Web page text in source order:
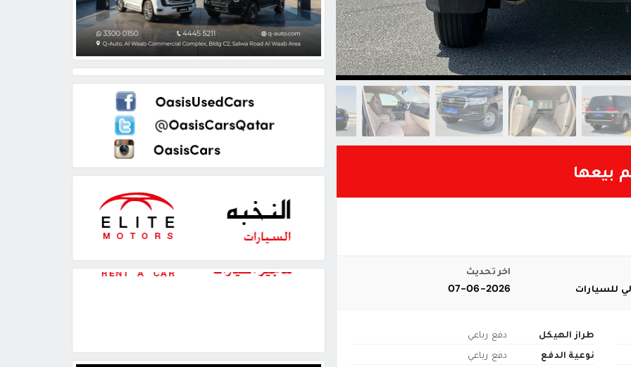
بيعها
للسيارات
اخر تحديث
07-06-2026
طراز الهيكل
دفع رباعي
نوعية الدفع
دفع رباعي